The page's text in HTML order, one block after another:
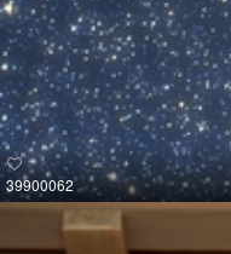
39900062